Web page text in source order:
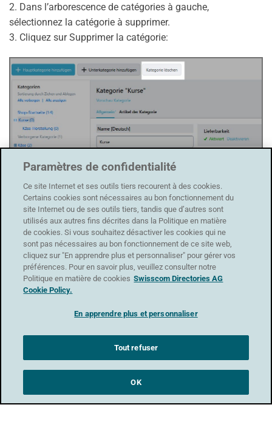
2. Dans l’arborescence de catégories à gauche,
sélectionnez la catégorie à supprimer.
3. Cliquez sur Supprimer la catégorie:
Astuce: Les produits affectés à la catégorie supprimée ne
sont pas supprimés. Ils sont réaffectés à la catégorie Page
d’accueil boutique.
MyCOMMERCE
Assistance
Formulaire de contact
Paramètres de confidentialité
Ce site Internet et ses outils tiers recourent à des cookies.
Certains cookies sont nécessaires au bon fonctionnement du
site Internet ou de ses outils tiers, tandis que d’autres sont
utilisés aux autres fins décrites dans la Politique en matière
de cookies. Si vous souhaitez désactiver les cookies qui ne
sont pas nécessaires au bon fonctionnement de ce site web,
cliquez sur "En apprendre plus et personnaliser" pour gérer vos
préférences. Pour en savoir plus, veuillez consulter notre
Politique en matière de cookies Swisscom Directories AG
Cookie Policy.
En apprendre plus et personnaliser
Tout refuser
OK